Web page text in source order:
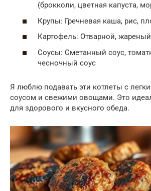
(брокколи, цветная капуста,
Крупы: Гречневая каша, рис,
Картофель: Отварной,
Соусы: Сметанный соус,
чесночный соус
Я люблю подавать эти котлеты с
соусом и свежими овощами. Это
для здорового и вкусного обеда.